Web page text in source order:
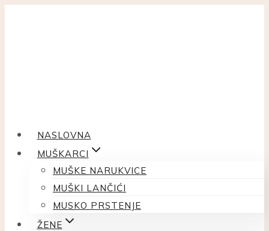
NASLOVNA
MUŠKARCI
MUŠKE NARUKVICE
MUŠKI LANČIĆI
MUSKO PRSTENJE
ŽENE